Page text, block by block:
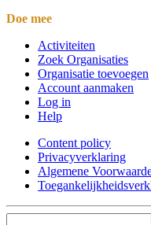
Doe mee
Activiteiten
Zoek Organisaties
Organisatie toevoegen
Account aanmaken
Log in
Help
Content policy
Privacyverklaring
Algemene